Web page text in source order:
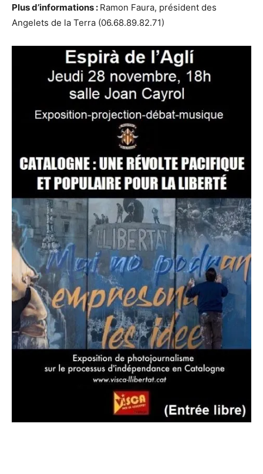
Plus d’informations : Ramon Faura, président des
Angelets de la Terra (06.68.89.82.71)